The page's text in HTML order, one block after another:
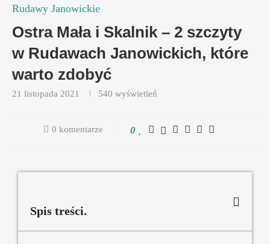
Rudawy Janowickie
Ostra Mała i Skalnik – 2 szczyty
w Rudawach Janowickich, które
warto zdobyć
21 listopada 2021 540 wyświetleń
0 komentarze 0
Spis treści.